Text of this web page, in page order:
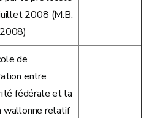
2008 (M.B.
de
entre
fédérale et la
wallonne relatif